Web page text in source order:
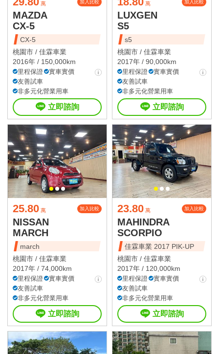
萬 加入比較
MAZDA
CX-5
CX-5
桃園市 / 佳霖車業
2016年 / 150,000km
里程保證
實車實價
友善試車
非多元化營業用車
立即諮詢
萬 加入比較
LUXGEN
S5
s5
桃園市 / 佳霖車業
2017年 / 90,000km
里程保證
實車實價
友善試車
非多元化營業用車
立即諮詢
25.80 萬 加入比較
NISSAN
MARCH
march
桃園市 / 佳霖車業
2017年 / 74,000km
里程保證
實車實價
友善試車
非多元化營業用車
立即諮詢
23.80 萬 加入比較
MAHINDRA
SCORPIO
佳霖車業 2017 PIK-UP
桃園市 / 佳霖車業
2017年 / 120,000km
里程保證
實車實價
友善試車
非多元化營業用車
立即諮詢